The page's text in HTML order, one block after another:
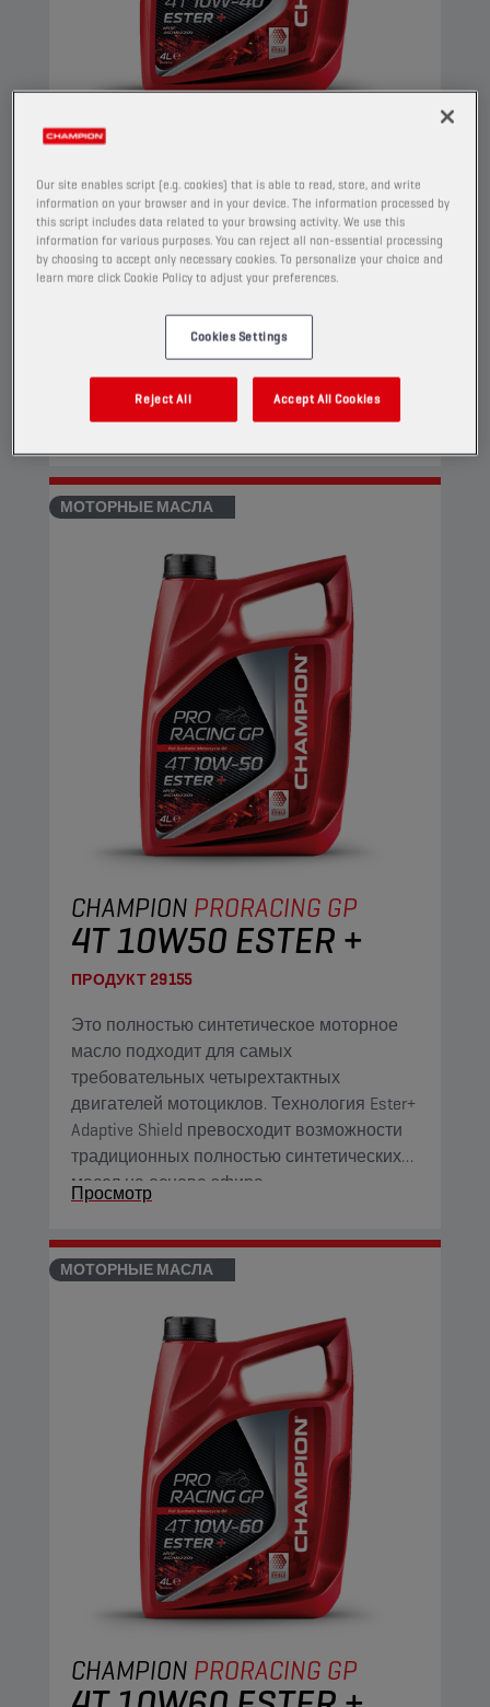
CHAMPION
4T 10W40 ESTER +
ПРОДУКТ 29153
Это полностью синтетическое моторное
масло подходит для самых
требовательных четырехтактных
двигателей мотоциклов. Технология Ester+
Adaptive Shield превосходит возможности
традиционных полностью синтетических
масел на основе эфира.
МОТОРНЫЕ МАСЛА
CHAMPION PRORACING GP
4T 10W50 ESTER +
ПРОДУКТ29155
Это полностью синтетическое моторное
масло подходит для самых
требовательных четырехтактных
двигателей мотоциклов. Технология Ester+
Adaptive Shield превосходит возможности
традиционных полностью синтетических
масел на основе эфира.
Просмотр
МОТОРНЫЕ МАСЛА
CHAMPION PRORACING GP
Our site enables script (e.g. cookies) that is able to read, store, and write
information on your browser and in your device. The information processed by
this script includes data related to your browsing activity. We use this
information for various purposes. You can reject all non-essential processing
by choosing to accept only necessary cookies. To personalize your choice and
learn more click Cookie Policy to adjust your preferences.
Cookies Settings
Reject All Accept All Cookies